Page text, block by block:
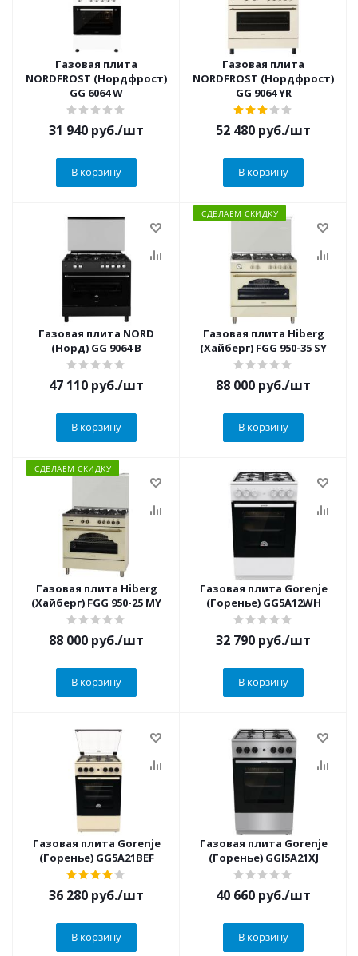
Газовая плита
NORDFROST (Нордфрост)
GG 6064 W
31 940 руб./шт
В корзину
Газовая плита
NORDFROST (Нордфрост)
GG 9064 YR
52 480 руб./шт
В корзину
Газовая плита NORD
(Норд) GG 9064 B
47 110 руб./шт
В корзину
СДЕЛАЕМ СКИДКУ
Газовая плита Hiberg
(Хайберг) FGG 950-35 SY
88 000 руб./шт
В корзину
СДЕЛАЕМ СКИДКУ
Газовая плита Hiberg
(Хайберг) FGG 950-25 MY
88 000 руб./шт
В корзину
Газовая плита Gorenje
(Горенье) GG5A12WH
32 790 руб./шт
В корзину
Газовая плита Gorenje
(Горенье) GG5A21BEF
36 280 руб./шт
В корзину
Газовая плита Gorenje
(Горенье) GGI5A21XJ
40 660 руб./шт
В корзину